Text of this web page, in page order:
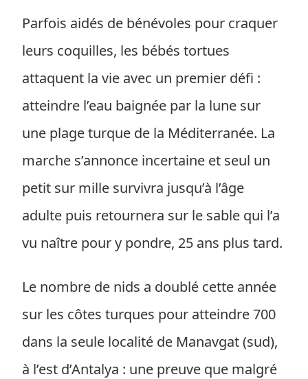
Parfois aidés de bénévoles pour craquer
leurs coquilles, les bébés tortues
attaquent la vie avec un premier défi :
atteindre l’eau baignée par la lune sur
une plage turque de la Méditerranée. La
marche s’annonce incertaine et seul un
petit sur mille survivra jusqu’à l’âge
adulte puis retournera sur le sable qui l’a
vu naître pour y pondre, 25 ans plus tard.
Le nombre de nids a doublé cette année
sur les côtes turques pour atteindre 700
dans la seule localité de Manavgat (sud),
à l’est d’Antalya : une preuve que malgré